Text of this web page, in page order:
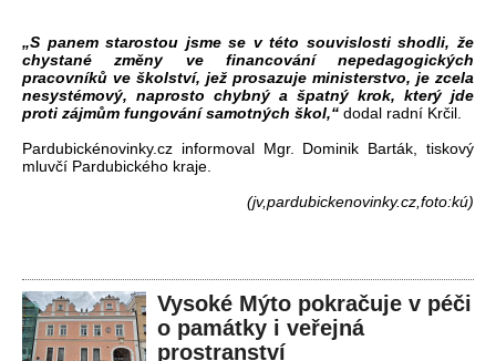
„S panem starostou jsme se v této souvislosti shodli, že
chystané změny ve financování nepedagogických
pracovníků ve školství, jež prosazuje ministerstvo, je zcela
nesystémový, naprosto chybný a špatný krok, který jde
proti zájmům fungování samotných škol,“ dodal radní Krčil.
Pardubickénovinky.cz informoval Mgr. Dominik Barták, tiskový
mluvčí Pardubického kraje.
(jv,pardubickenovinky.cz,foto:kú)
Vysoké Mýto pokračuje v péči
o památky i veřejná
prostranství